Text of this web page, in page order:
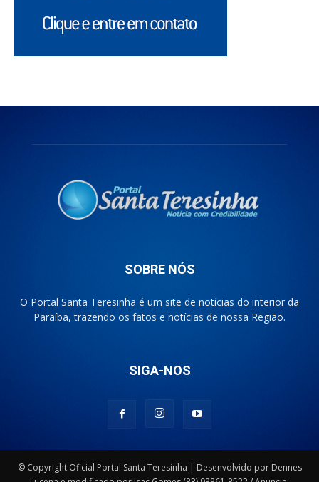
SOBRE NÓS
O Portal Santa Teresinha é um site de notícias do interior da
Paraíba, trazendo os fatos e notícias de nossa Região.
SIGA-NOS
© Copyright Oficial Portal Santa Teresinha | Desenvolvido por Dennes